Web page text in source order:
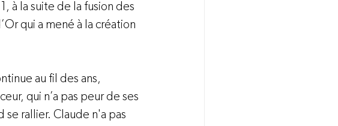
à la suite de la fusion des
qui a mené à la création
au fil des ans,
qui n’a pas peur de ses
se rallier. Claude n'a pas